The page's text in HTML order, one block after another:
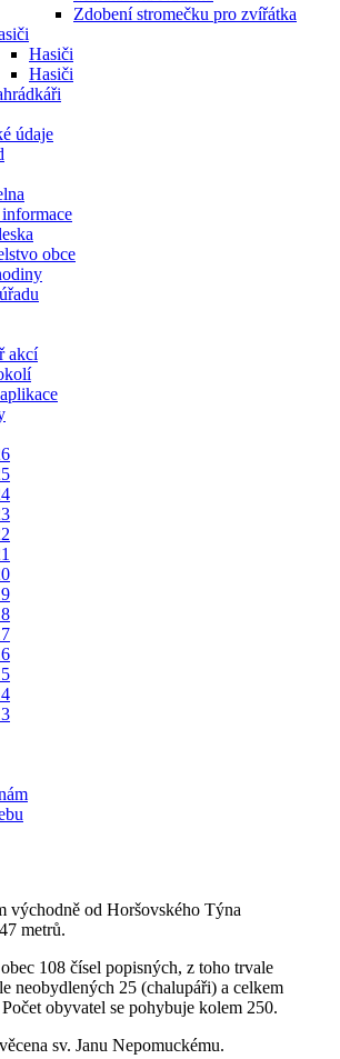
Zdobení stromečku pro zvířátka
Hasiči
Hasiči
údaje
obce
akcí
východně od Horšovského Týna
metrů.
108 čísel popisných, z toho trvale
neobydlených 25 (chalupáři) a celkem
obyvatel se pohybuje kolem 250.
sv. Janu Nepomuckému.